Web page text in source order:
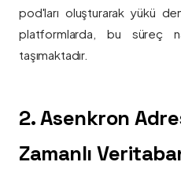
pod'ları oluşturarak yükü
platformlarda, bu süreç
taşımaktadır.
2. Asenkron
Zamanlı